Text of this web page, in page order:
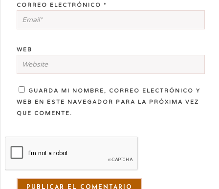
CORREO ELECTRÓNICO *
WEB
GUARDA MI NOMBRE, CORREO ELECTRÓNICO Y
WEB EN ESTE NAVEGADOR PARA LA PRÓXIMA VEZ
QUE COMENTE.